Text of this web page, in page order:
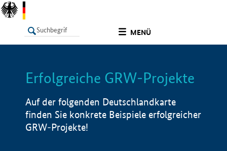
MENÜ
LISTE Info
Erfolgreiche GRW-Projekte
Auf der folgenden Deutschlandkarte
finden Sie konkrete Beispiele erfolgreicher
GRW-Projekte!